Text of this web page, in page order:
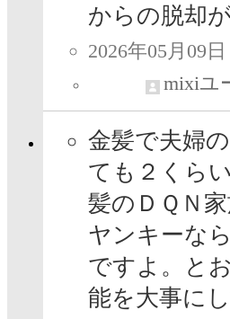
からの脱却
2026年05月09日
mixiユ
金髪で夫婦
ても２くら
髪のＤＱＮ
ヤンキーな
ですよ。と
能を大事に